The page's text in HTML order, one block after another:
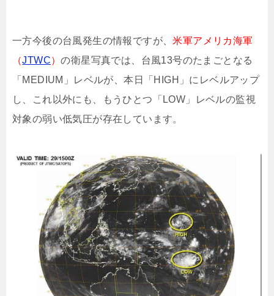
一方今後の台風発生の情報ですが、米軍アメリカ海軍
（JTWC）の衛星写真では、台風13号のたまごとなる
「MEDIUM」レベルが、本日「HIGH」にレベルアップ
し、これ以外にも、もうひとつ「LOW」レベルの監視
対象の弱い低気圧が存在しています。